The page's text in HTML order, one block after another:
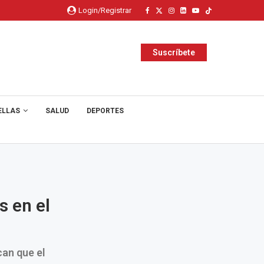
Login/Registrar
Suscríbete
SALUD DEPORTES
en el
que el